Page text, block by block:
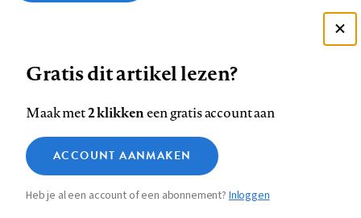
ons
op
Facebook
ons
op
LinkedIn
ons
op
Bluesky
ons
op
Instagram
ons
op
YouTube
ons
Footer
navigation
Contact Colofon Disclaimer Privacy
Medische vragen verdienen
betrouwbare antwoorden
Zie onze cookie policy
Analytische cookies
Marketing cookies
Gratis dit artikel lezen?
Maak met2 klikkeneen gratis account aan
ACCOUNT AANMAKEN
Heb je al een account of een abonnement?Inloggen